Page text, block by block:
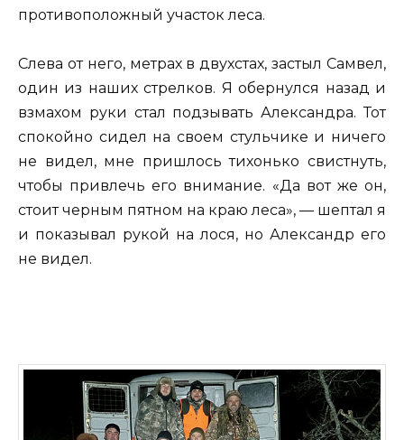
противоположный участок леса.
Слева от него, метрах в двухстах, застыл Самвел,
один из наших стрелков. Я обернулся назад и
взмахом руки стал подзывать Александра. Тот
спокойно сидел на своем стульчике и ничего
не видел, мне пришлось тихонько свистнуть,
чтобы привлечь его внимание. «Да вот же он,
стоит черным пятном на краю леса», — шептал я
и показывал рукой на лося, но Александр его
не видел.